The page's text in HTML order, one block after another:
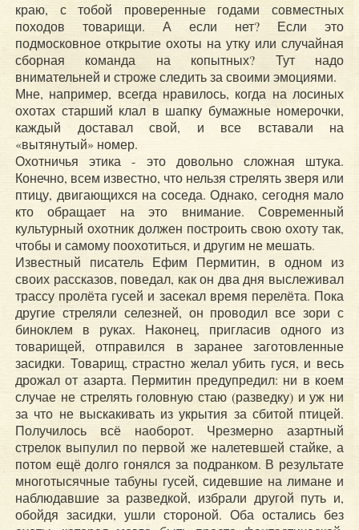
краю, с тобой проверенные годами совместных
походов товарищи. А если нет? Если это
подмосковное открытие охоты на утку или случайная
сборная команда на копытных? Тут надо
внимательней и строже следить за своими эмоциями.
Мне, например, всегда нравилось, когда на лосиных
охотах старший клал в шапку бумажные номерочки,
каждый доставал свой, и все вставали на
«вытянутый» номер.
Охотничья этика - это довольно сложная штука.
Конечно, всем известно, что нельзя стрелять зверя или
птицу, двигающихся на соседа. Однако, сегодня мало
кто обращает на это внимание. Современный
культурный охотник должен построить свою охоту так,
чтобы и самому поохотиться, и другим не мешать.
Известный писатель Ефим Пермитин, в одном из
своих рассказов, поведал, как он два дня выслеживал
трассу пролёта гусей и засекал время перелёта. Пока
другие стреляли селезней, он проводил все зори с
биноклем в руках. Наконец, пригласив одного из
товарищей, отправился в заранее заготовленные
засидки. Товарищ, страстно желал убить гуся, и весь
дрожал от азарта. Пермитин предупредил: ни в коем
случае не стрелять головную стаю (разведку) и уж ни
за что не выскакивать из укрытия за сбитой птицей.
Получилось всё наоборот. Чрезмерно азартный
стрелок выпулил по первой же налетевшей стайке, а
потом ещё долго гонялся за подранком. В результате
многотысячные табуны гусей, сидевшие на лимане и
наблюдавшие за разведкой, избрали другой путь и,
обойдя засидки, ушли стороной. Оба остались без